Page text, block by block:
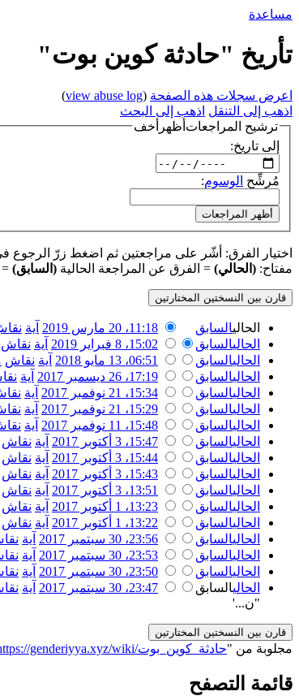
مساعدة
تأريخ "حادثة كوين بوت"
اعرض سجلات هذه الصفحة (
view abuse log
)
اذهب إلى التنقل اذهب إلى البحث
ترشيح المراجعات أظهر أخف
إلى تاريخ:
مُرشِّح الوسوم:
أظهر المراجعات
اختيار الفرق: أشّر على مراجعتين ثم اضغط زرّ الرجوع في
مفتاح: (الحالي) = الفرق عن المراجعة الحالية (السابق) =
الحاليالسابق 11:18، 20 مارس 2019 آية
الحاليالسابق 15:02، 8 فبراير 2019 آية نقاش
الحاليالسابق 06:51، 13 مايو 2018 آية نقاش
الحاليالسابق 17:19، 26 ديسمبر 2017 آية
الحاليالسابق 15:34، 21 نوفمبر 2017 آية
الحاليالسابق 15:29، 21 نوفمبر 2017 آية
الحاليالسابق 15:48، 11 نوفمبر 2017 آية
الحاليالسابق 15:47، 3 أكتوبر 2017 آية نقاش
الحاليالسابق 15:44، 3 أكتوبر 2017 آية نقاش
الحاليالسابق 15:43، 3 أكتوبر 2017 آية نقاش
الحاليالسابق 13:51، 3 أكتوبر 2017 آية نقاش
الحاليالسابق 13:23، 1 أكتوبر 2017 آية نقاش
الحاليالسابق 13:22، 1 أكتوبر 2017 آية نقاش
الحاليالسابق 23:56، 30 سبتمبر 2017 آية
الحاليالسابق 23:53، 30 سبتمبر 2017 آية
الحاليالسابق 23:50، 30 سبتمبر 2017 آية
الحاليالسابق 23:47، 30 سبتمبر 2017 آية
"ن...'
مجلوبة من "https://genderiyya.xyz/wiki/حادثة_كوين_بوت
قائمة التصفح